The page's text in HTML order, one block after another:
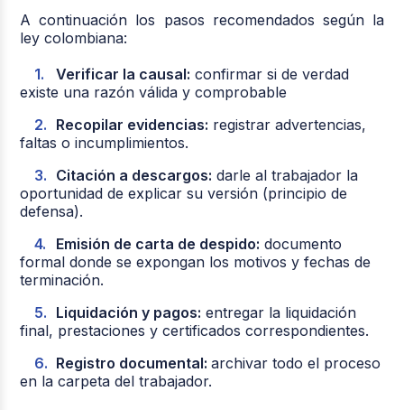
A continuación los pasos recomendados según la
ley colombiana:
Verificar la causal: confirmar si de verdad
existe una razón válida y comprobable
Recopilar evidencias: registrar advertencias,
faltas o incumplimientos.
Citación a descargos: darle al trabajador la
oportunidad de explicar su versión (principio de
defensa).
Emisión de carta de despido: documento
formal donde se expongan los motivos y fechas de
terminación.
Liquidación y pagos: entregar la liquidación
final, prestaciones y certificados correspondientes.
Registro documental:archivar todo el proceso
en la carpeta del trabajador.